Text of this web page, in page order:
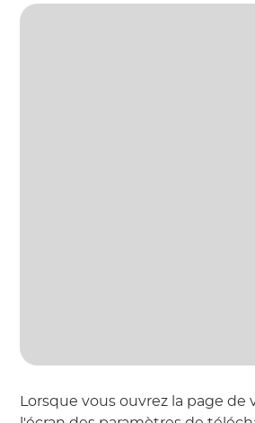
Lorsque vous ouvrez la page de